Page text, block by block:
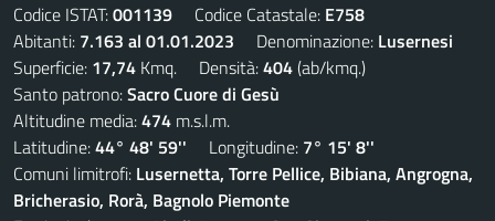
Codice ISTAT:001139 Codice Catastale: E758
Abitanti: 7.163 al 01.01.2023 Denominazione: Lusernesi
Superficie: 17,74 Kmq. Densità:404(ab/kmq.)
Santo patrono:Sacro Cuore di Gesù
Altitudine media:474 m.s.l.m.
Latitudine:44° 48' 59'' Longitudine: 7° 15' 8''
Comuni limitrofi: Lusernetta, Torre Pellice, Bibiana, Angrogna,
Bricherasio, Rorà, Bagnolo Piemonte